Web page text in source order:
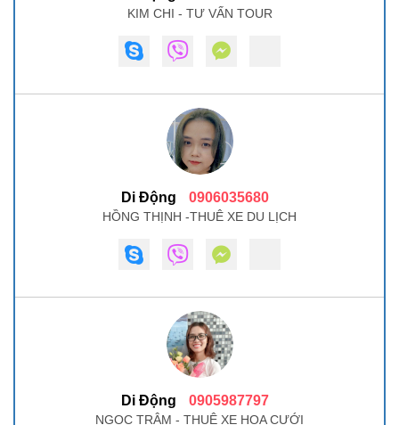
KIM CHI - TƯ VẤN TOUR
Di Động 0906035680
HỒNG THỊNH -THUÊ XE DU LỊCH
Di Động 0905987797
NGỌC TRÂM - THUÊ XE HOA CƯỚI